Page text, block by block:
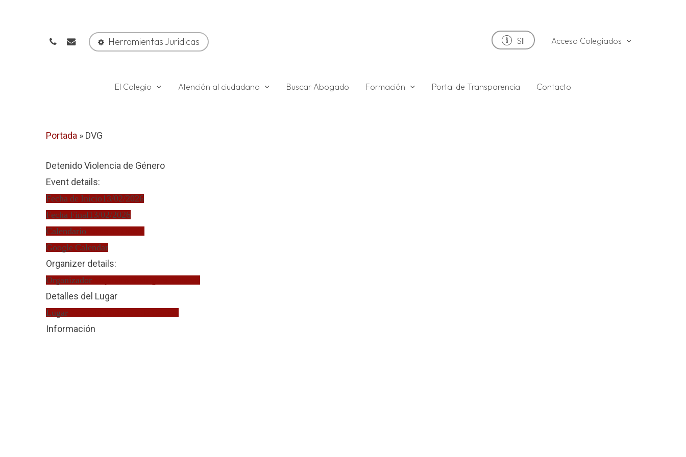
phoneemail Herramientas Jurídicas SII Acceso Colegiados
El Colegio Atención al ciudadano Buscar Abogado Formación Portal de Transparencia Contacto
Portada » DVG
Detenido Violencia de Género
Event details:
Fecha de Inicio13/02/2026
Fecha Final 13/02/2026
Calendario
Google Calendar
Organizer details:
Organizador
Detalles del Lugar
Lugar
Información